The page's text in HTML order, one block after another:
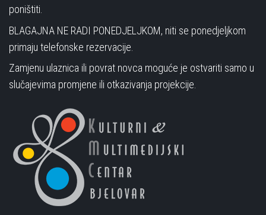
poništiti.
BLAGAJNA NE RADI PONEDJELJKOM, niti se ponedjeljkom
primaju telefonske rezervacije.
Zamjenu ulaznica ili povrat novca moguće je ostvariti samo u
slučajevima promjene ili otkazivanja projekcije.